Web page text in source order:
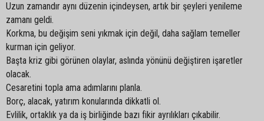
Uzun zamandır aynı düzenin içindeysen, artık bir şeyleri yenileme
zamanı geldi.
Korkma, bu değişim seni yıkmak için değil, daha sağlam temeller
kurman için geliyor.
Başta kriz gibi görünen olaylar, aslında yönünü değiştiren işaretler
olacak.
Cesaretini topla ama adımlarını planla.
Borç, alacak, yatırım konularında dikkatli ol.
Evlilik, ortaklık ya da iş birliğinde bazı fikir ayrılıkları çıkabilir.